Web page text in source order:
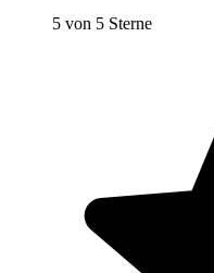
5 von 5 Sterne